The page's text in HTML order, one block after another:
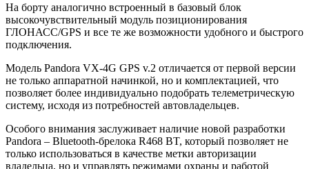
На борту аналогично встроенный в базовый блок
высокочувствительный модуль позиционирования
ГЛОНАСС/GPS и все те же возможности удобного и быстрого
подключения.
Модель Pandora VX-4G GPS v.2 отличается от первой версии
не только аппаратной начинкой, но и комплектацией, что
позволяет более индивидуально подобрать телеметрическую
систему, исходя из потребностей автовладельцев.
Особого внимания заслуживает наличие новой разработки
Pandora – Bluetooth-брелока R468 BT, который позволяет не
только использоваться в качестве метки авторизации
владельца, но и управлять режимами охраны и работой